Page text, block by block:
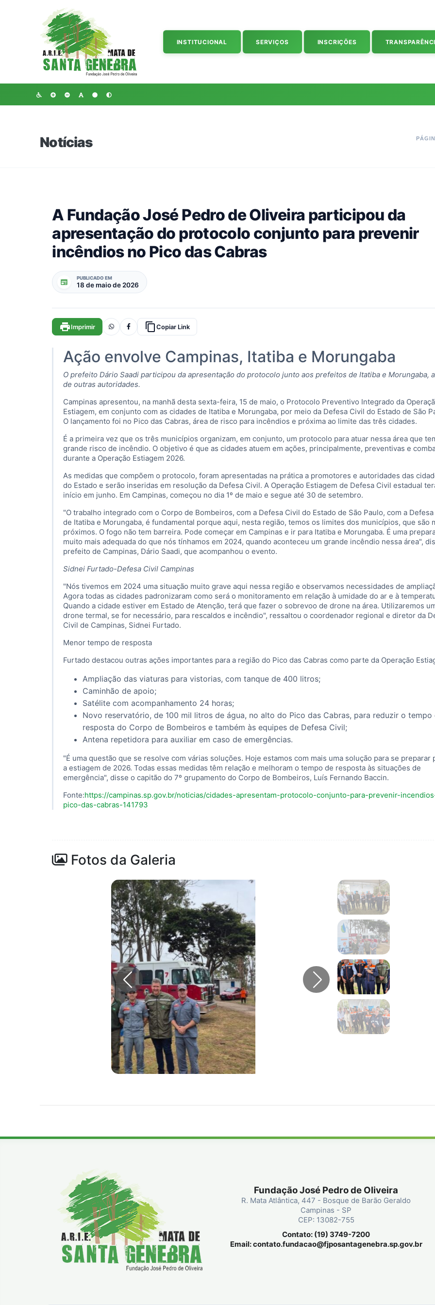
INSTITUCIONAL SERVIÇOS INSCRIÇÕES
Notícias
A Fundação José Pedro de Oliveira participou da
apresentação do protocolo conjunto para prevenir
incêndios no Pico das Cabras
newspaper
PUBLICADO EM
18 de maio de 2026
print Imprimir content_copyCopiar Link
Ação envolve Campinas, Itatiba e Morungaba
O prefeito Dário Saadi participou da apresentação do protocolo junto aos prefeitos de Itatiba e Morungaba,
de outras autoridades.
Campinas apresentou, na manhã desta sexta-feira, 15 de maio, o Protocolo Preventivo Integrado da
Estiagem, em conjunto com as cidades de Itatiba e Morungaba, por meio da Defesa Civil do Estado de São
O lançamento foi no Pico das Cabras, área de risco para incêndios e próxima ao limite das três cidades.
É a primeira vez que os três municípios organizam, em conjunto, um protocolo para atuar nessa área que
grande risco de incêndio. O objetivo é que as cidades atuem em ações, principalmente, preventivas e
durante a Operação Estiagem 2026.
As medidas que compõem o protocolo, foram apresentadas na prática a promotores e autoridades das
do Estado e serão inseridas em resolução da Defesa Civil. A Operação Estiagem de Defesa Civil estadual
início em junho. Em Campinas, começou no dia 1º de maio e segue até 30 de setembro.
"O trabalho integrado com o Corpo de Bombeiros, com a Defesa Civil do Estado de São Paulo, com a
de Itatiba e Morungaba, é fundamental porque aqui, nesta região, temos os limites dos municípios, que são
próximos. O fogo não tem barreira. Pode começar em Campinas e ir para Itatiba e Morungaba. É uma
muito mais adequada do que nós tínhamos em 2024, quando aconteceu um grande incêndio nessa área",
prefeito de Campinas, Dário Saadi, que acompanhou o evento.
Sidnei Furtado-Defesa Civil Campinas
"Nós tivemos em 2024 uma situação muito grave aqui nessa região e observamos necessidades de
Agora todas as cidades padronizaram como será o monitoramento em relação à umidade do ar e à
Quando a cidade estiver em Estado de Atenção, terá que fazer o sobrevoo de drone na área. Utilizaremos
drone termal, se for necessário, para rescaldos e incêndio", ressaltou o coordenador regional e diretor da
Civil de Campinas, Sidnei Furtado.
Menor tempo de resposta
Furtado destacou outras ações importantes para a região do Pico das Cabras como parte da Operação
Ampliação das viaturas para vistorias, com tanque de 400 litros;
Caminhão de apoio;
Satélite com acompanhamento 24 horas;
Novo reservatório, de 100 mil litros de água, no alto do Pico das Cabras, para reduzir o tempo
resposta do Corpo de Bombeiros e também às equipes de Defesa Civil;
Antena repetidora para auxiliar em caso de emergências.
"É uma questão que se resolve com várias soluções. Hoje estamos com mais uma solução para se preparar
a estiagem de 2026. Todas essas medidas têm relação e melhoram o tempo de resposta às situações de
emergência", disse o capitão do 7º grupamento do Corpo de Bombeiros, Luís Fernando Baccin.
Fonte:https://campinas.sp.gov.br/noticias/cidades-apresentam-protocolo-conjunto-para-prevenir-
pico-das-cabras-141793
Fotos da Galeria
Fundação José Pedro de Oliveira
R. Mata Atlântica, 447 - Bosque de Barão Geraldo
Campinas - SP
CEP: 13082-755
Contato: (19) 3749-7200
Email:contato.fundacao@fjposantagenebra.sp.gov.br